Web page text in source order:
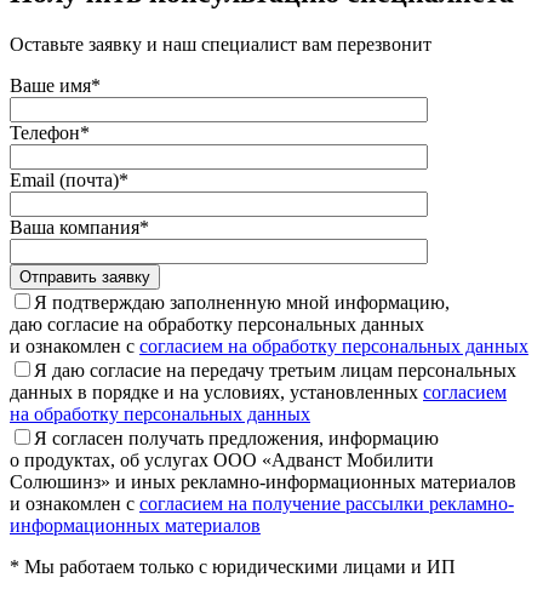
Оставьте заявку и наш специалист вам перезвонит
Ваше имя*
Телефон*
Email (почта)*
Ваша компания*
Отправить заявку
Я подтверждаю заполненную мной информацию,
даю согласие на обработку персональных данных
и ознакомлен с согласием на обработку персональных данных
Я даю согласие на передачу третьим лицам персональных
данных в порядке и на условиях, установленных согласием
на обработку персональных данных
Я согласен получать предложения, информацию
о продуктах, об услугах ООО «Адванст Мобилити
Солюшинз» и иных рекламно-информационных материалов
и ознакомлен с согласием на получение рассылки рекламно-
информационных материалов
* Мы работаем только с юридическими лицами и ИП